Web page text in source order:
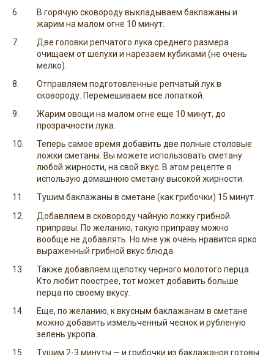
В горячую сковороду выкладываем баклажаны и
жарим на малом огне 10 минут.
Две головки репчатого лука среднего размера
очищаем от шелухи и нарезаем кубиками (не очень
мелко).
Отправляем подготовленные репчатый лук в
сковороду. Перемешиваем все лопаткой.
Жарим овощи на малом огне еще 10 минут, до
прозрачности лука.
Теперь самое время добавить две полные столовые
ложки сметаны. Вы можете использовать сметану
любой жирности, на свой вкус. В этом рецепте я
использую домашнюю сметану высокой жирности.
Тушим баклажаны в сметане (как грибочки) 15 минут.
Добавляем в сковороду чайную ложку грибной
приправы. По желанию, такую приправу можно
вообще не добавлять. Но мне уж очень нравится ярко
выраженный грибной вкус блюда.
Также добавляем щепотку черного молотого перца.
Кто любит поострее, тот может добавить больше
перца по своему вкусу.
Еще, по желанию, к вкусным баклажанам в сметане
можно добавить измельченный чеснок и рубленую
зелень укропа.
Тушим 2-3 минуты — и грибочки из баклажанов готовы.